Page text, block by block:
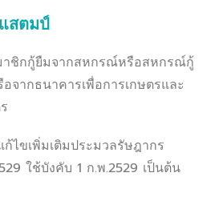
สตมป์
าชิกกู้ยืมจากสหกรณ์หรือสหกรณ์กู้
จากธนาคารเพื่อการเกษตรและ
ไขเพิ่มเติมประมวลรัษฎากร
ใช้บังคับ 1 ก.พ.2529 เป็นต้น